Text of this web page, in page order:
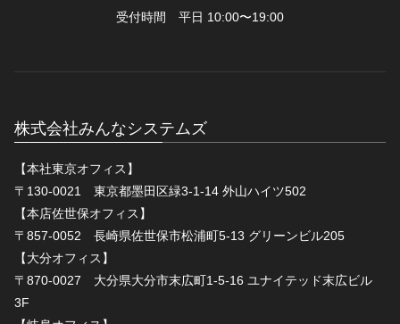
受付時間 平日 10:00〜19:00
株式会社みんなシステムズ
【本社東京オフィス】
〒130-0021 東京都墨田区緑3-1-14 外山ハイツ502
【本店佐世保オフィス】
〒857-0052 長崎県佐世保市松浦町5-13 グリーンビル205
【大分オフィス】
〒870-0027 大分県大分市末広町1-5-16 ユナイテッド末広ビル
3F